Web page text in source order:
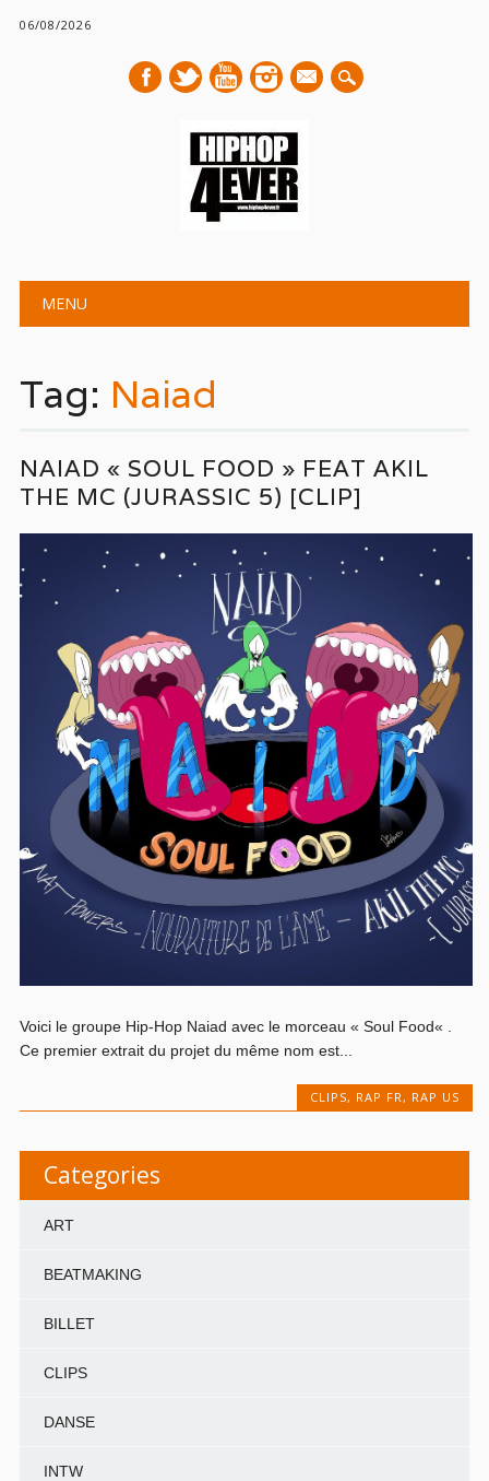
06/08/2026
mail
Main menu
MENU
Tag: Naiad
NAIAD « SOUL FOOD » FEAT AKIL
THE MC (JURASSIC 5) [CLIP]
Voici le groupe Hip-Hop Naiad avec le morceau « Soul Food« .
Ce premier extrait du projet du même nom est...
CLIPS, RAP FR , RAP US
Categories
ART
BEATMAKING
BILLET
CLIPS
DANSE
INTW